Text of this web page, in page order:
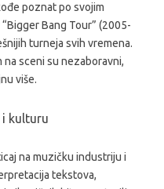
poznat po svojim
Bang Tour” (2005-
turneja svih vremena.
sceni su nezaboravni,
više.
kulturu
na muzičku industriju i
tekstova,